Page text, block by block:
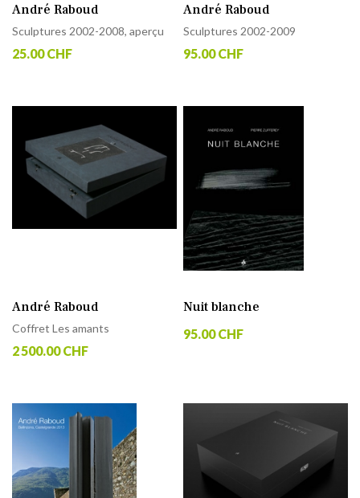
André Raboud
Sculptures 2002-2008, aperçu
25.00 CHF
André Raboud
Sculptures 2002-2009
95.00 CHF
André Raboud
Coffret Les amants
2 500.00 CHF
Nuit blanche
95.00 CHF